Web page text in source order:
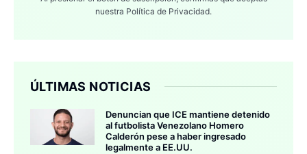
nuestra Política de Privacidad.
ÚLTIMAS NOTICIAS
Denuncian que ICE mantiene detenido
al futbolista Venezolano Homero
Calderón pese a haber ingresado
legalmente a EE.UU.